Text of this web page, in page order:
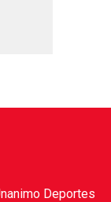
Deportes